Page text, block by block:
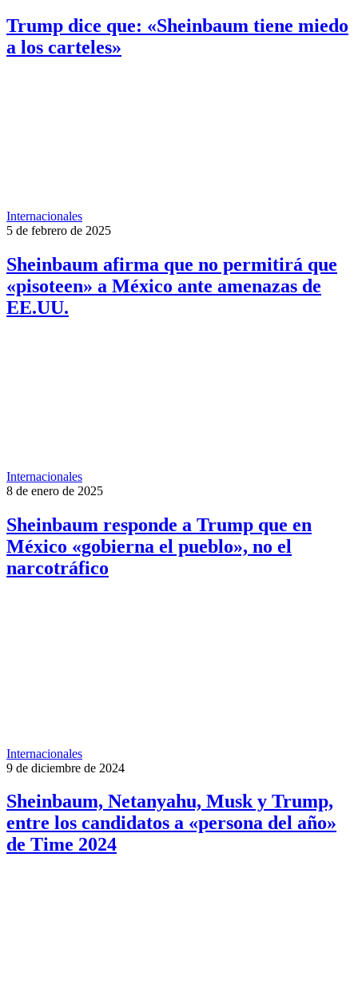
Trump dice que: «Sheinbaum tiene miedo
a los carteles»
Internacionales
5 de febrero de 2025
Sheinbaum afirma que no permitirá que
«pisoteen» a México ante amenazas de
EE.UU.
Internacionales
8 de enero de 2025
Sheinbaum responde a Trump que en
México «gobierna el pueblo», no el
narcotráfico
Internacionales
9 de diciembre de 2024
Sheinbaum, Netanyahu, Musk y Trump,
entre los candidatos a «persona del año»
de Time 2024